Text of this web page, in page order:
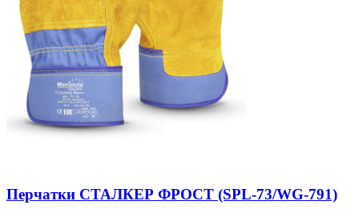
Перчатки СТАЛКЕР ФРОСТ (SPL-73/WG-791)